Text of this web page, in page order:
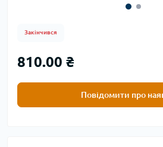
Закінчився
810.00 ₴
Повідомити про